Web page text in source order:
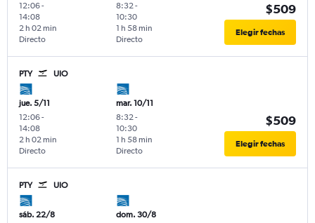
12:06-
14:08
Directo
2 h 02 min
8:32-
10:30
Directo
1 h 58 min
$509
Elegir fechas
PTY UIO
jue. 5/11
12:06-
14:08
Directo
2 h 02 min
mar. 10/11
8:32-
10:30
Directo
1 h 58 min
$509
Elegir fechas
PTY UIO
sáb. 22/8
dom. 30/8